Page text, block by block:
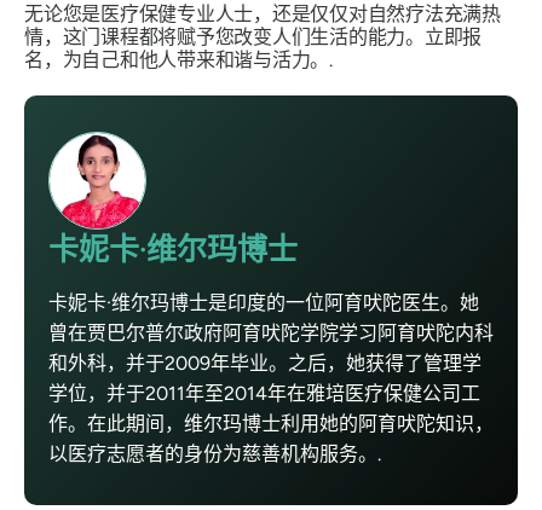
无论您是医疗保健专业人士，还是仅仅对自然疗法充满热
情，这门课程都将赋予您改变人们生活的能力。立即报
名，为自己和他人带来和谐与活力。.
卡妮卡·维尔玛博士
卡妮卡·维尔玛博士是印度的一位阿育吠陀医生。她
曾在贾巴尔普尔政府阿育吠陀学院学习阿育吠陀内科
和外科，并于2009年毕业。之后，她获得了管理学
学位，并于2011年至2014年在雅培医疗保健公司工
作。在此期间，维尔玛博士利用她的阿育吠陀知识，
以医疗志愿者的身份为慈善机构服务。.